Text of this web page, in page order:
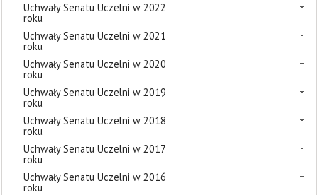
Uchwały Senatu Uczelni w 2022
roku
Uchwały Senatu Uczelni w 2021
roku
Uchwały Senatu Uczelni w 2020
roku
Uchwały Senatu Uczelni w 2019
roku
Uchwały Senatu Uczelni w 2018
roku
Uchwały Senatu Uczelni w 2017
roku
Uchwały Senatu Uczelni w 2016
roku